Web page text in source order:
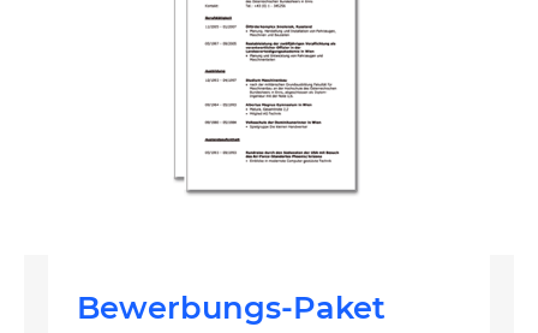
Bewerbungs-Paket